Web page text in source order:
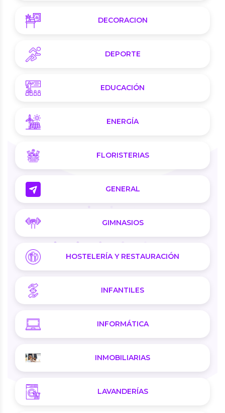
DECORACION
DEPORTE
EDUCACIÓN
ENERGÍA
FLORISTERIAS
GENERAL
GIMNASIOS
HOSTELERÍA Y RESTAURACIÓN
INFANTILES
INFORMÁTICA
INMOBILIARIAS
LAVANDERÍAS